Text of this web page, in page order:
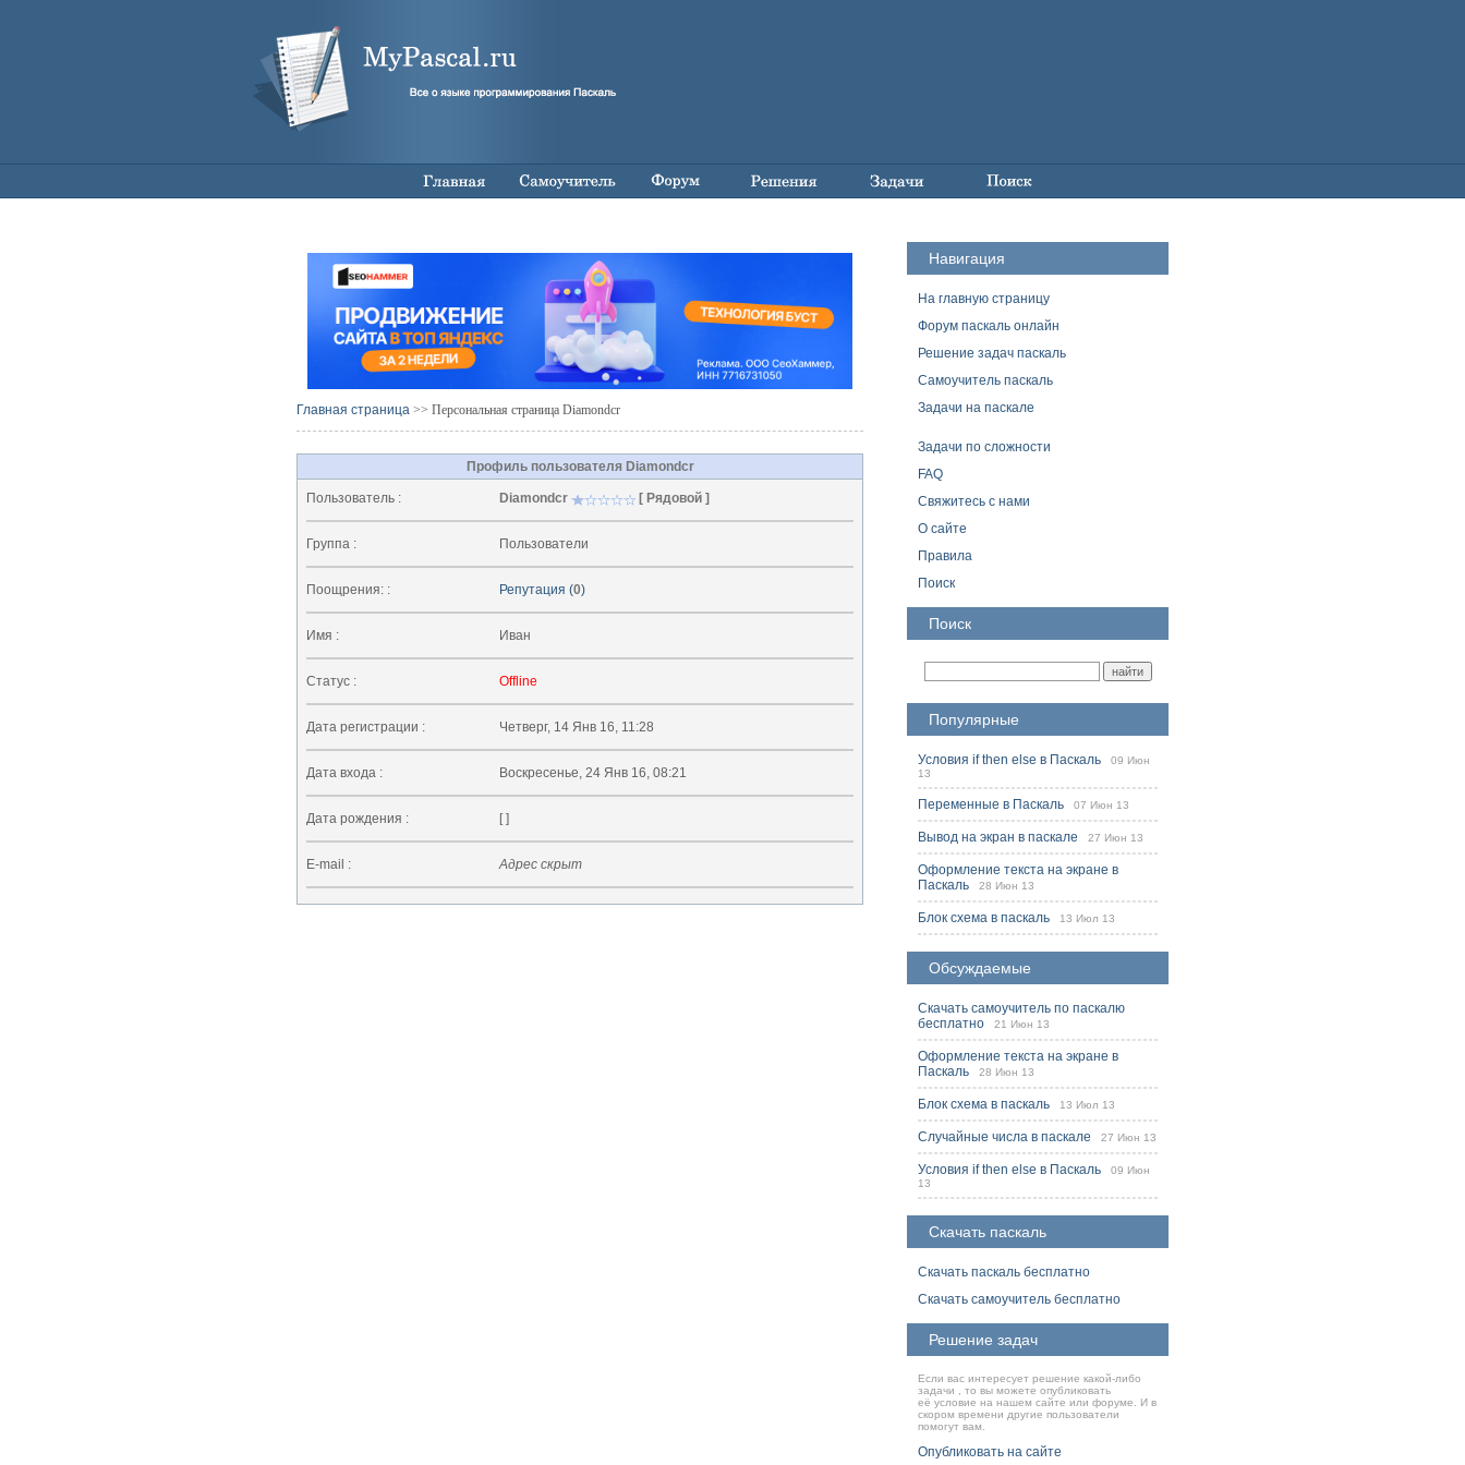
Главная страница >> Персональная страница Diamondcr
Профиль пользователя Diamondcr
Пользователь : Diamondcr [ Рядовой ]
Группа : Пользователи
Поощрения: : Репутация (0)
Имя : Иван
Статус : Offline
Дата регистрации : Четверг, 14 Янв 16, 11:28
Дата входа : Воскресенье, 24 Янв 16, 08:21
Дата рождения : []
E-mail : Адрес скрыт
Навигация
На главную страницу
Форум паскаль онлайн
Решение задач паскаль
Самоучитель паскаль
Задачи на паскале
Задачи по сложности
FAQ
Свяжитесь с нами
О сайте
Правила
Поиск
Поиск
Популярные
Условия if then else в Паскаль 09 Июн
13
Переменные в Паскаль 07 Июн 13
Вывод на экран в паскале 27 Июн 13
Оформление текста на экране в
Паскаль 28 Июн 13
Блок схема в паскаль 13 Июл 13
Обсуждаемые
Скачать самоучитель по паскалю
бесплатно 21 Июн 13
Оформление текста на экране в
Паскаль 28 Июн 13
Блок схема в паскаль 13 Июл 13
Случайные числа в паскале 27 Июн 13
Условия if then else в Паскаль 09 Июн
13
Скачать паскаль
Скачать паскаль бесплатно
Скачать самоучитель бесплатно
Решение задач
Если вас интересует решение какой-либо
задачи , то вы можете опубликовать
её условие на нашем сайте или форуме. И в
скором времени другие пользователи
помогут вам.
Опубликовать на сайте